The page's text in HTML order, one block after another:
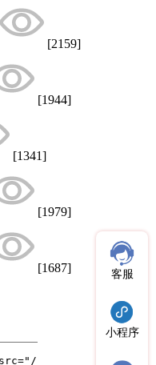
[2159]
[1944]
[1341]
[1979]
[1687] 客服
小程序